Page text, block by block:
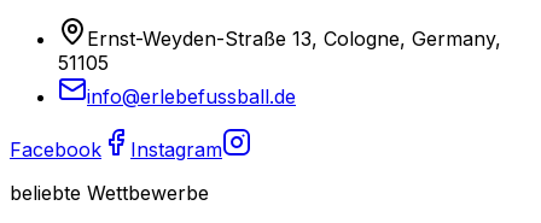
Ernst-Weyden-Straße 13, Cologne, Germany,
51105
info@erlebefussball.de
Facebook
Instagram
beliebte Wettbewerbe